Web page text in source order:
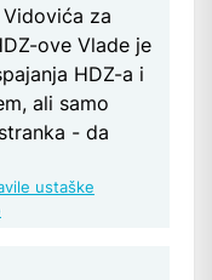
za
ove Vlade je
HDZ-a i
ali samo
- da
ustaške